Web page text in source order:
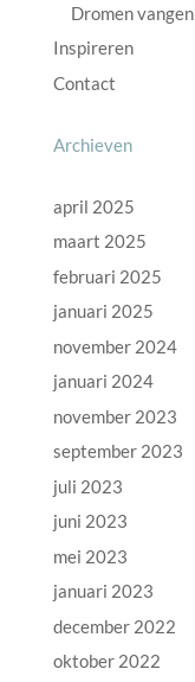
Dromen vangen
Inspireren
Contact
Archieven
april 2025
maart 2025
februari 2025
januari 2025
november 2024
januari 2024
november 2023
september 2023
juli 2023
juni 2023
mei 2023
januari 2023
december 2022
oktober 2022